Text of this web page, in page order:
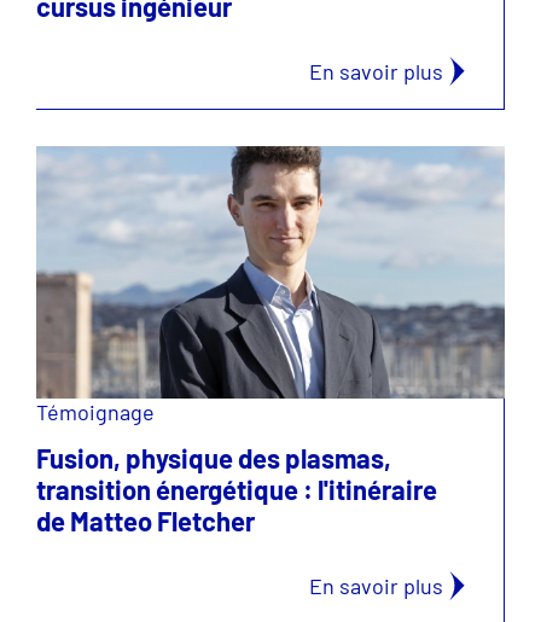
En savoir plus
Témoignage
Fusion, physique des plasmas,
transition énergétique : l'itinéraire
de Matteo Fletcher
En savoir plus